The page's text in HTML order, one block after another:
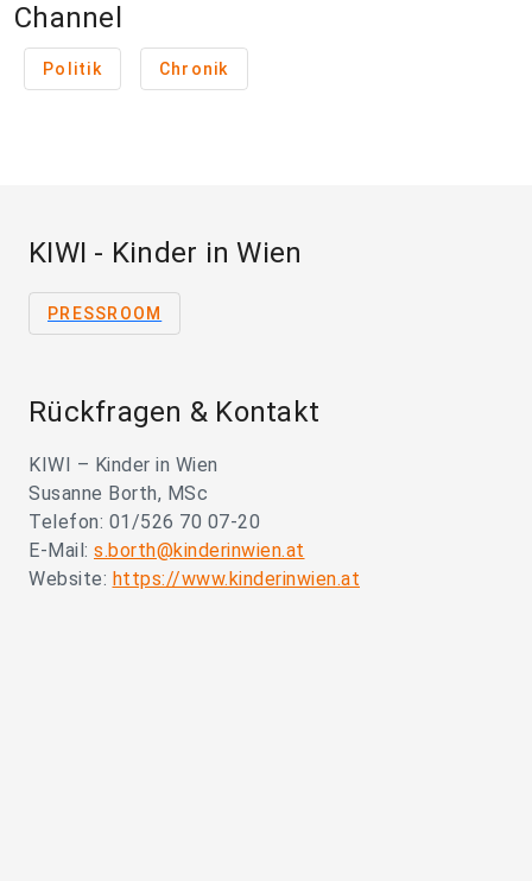
Channel
Politik Chronik
KIWI - Kinder in Wien
PRESSROOM
Rückfragen & Kontakt
KIWI – Kinder in Wien
Susanne Borth, MSc
Telefon: 01/526 70 07-20
E-Mail: s.borth@kinderinwien.at
Website: https://www.kinderinwien.at